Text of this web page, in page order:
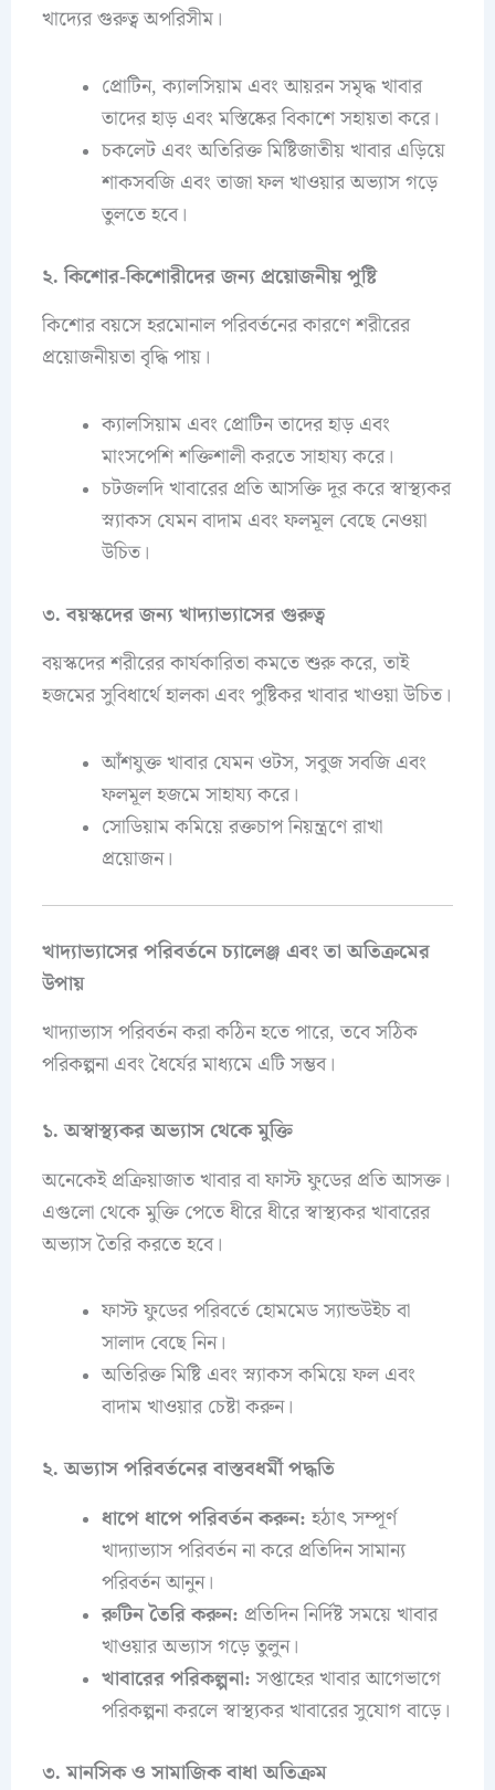
খাদ্যের গুরুত্ব অপরিসীম।
প্রোটিন, ক্যালসিয়াম এবং আয়রন সমৃদ্ধ খাবার
তাদের হাড় এবং মস্তিষ্কের বিকাশে সহায়তা করে।
চকলেট এবং অতিরিক্ত মিষ্টিজাতীয় খাবার এড়িয়ে
শাকসবজি এবং তাজা ফল খাওয়ার অভ্যাস গড়ে
তুলতে হবে।
২. কিশোর-কিশোরীদের জন্য প্রয়োজনীয় পুষ্টি
কিশোর বয়সে হরমোনাল পরিবর্তনের কারণে শরীরের
প্রয়োজনীয়তা বৃদ্ধি পায়।
ক্যালসিয়াম এবং প্রোটিন তাদের হাড় এবং
মাংসপেশি শক্তিশালী করতে সাহায্য করে।
চটজলদি খাবারের প্রতি আসক্তি দূর করে স্বাস্থ্যকর
স্ন্যাকস যেমন বাদাম এবং ফলমূল বেছে নেওয়া
উচিত।
৩. বয়স্কদের জন্য খাদ্যাভ্যাসের গুরুত্ব
বয়স্কদের শরীরের কার্যকারিতা কমতে শুরু করে, তাই
হজমের সুবিধার্থে হালকা এবং পুষ্টিকর খাবার খাওয়া উচিত।
আঁশযুক্ত খাবার যেমন ওটস, সবুজ সবজি এবং
ফলমূল হজমে সাহায্য করে।
সোডিয়াম কমিয়ে রক্তচাপ নিয়ন্ত্রণে রাখা
প্রয়োজন।
খাদ্যাভ্যাসের পরিবর্তনে চ্যালেঞ্জ এবং তা অতিক্রমের
উপায়
খাদ্যাভ্যাস পরিবর্তন করা কঠিন হতে পারে, তবে সঠিক
পরিকল্পনা এবং ধৈর্যের মাধ্যমে এটি সম্ভব।
১. অস্বাস্থ্যকর অভ্যাস থেকে মুক্তি
অনেকেই প্রক্রিয়াজাত খাবার বা ফাস্ট ফুডের প্রতি আসক্ত।
এগুলো থেকে মুক্তি পেতে ধীরে ধীরে স্বাস্থ্যকর খাবারের
অভ্যাস তৈরি করতে হবে।
ফাস্ট ফুডের পরিবর্তে হোমমেড স্যান্ডউইচ বা
সালাদ বেছে নিন।
অতিরিক্ত মিষ্টি এবং স্ন্যাকস কমিয়ে ফল এবং
বাদাম খাওয়ার চেষ্টা করুন।
২. অভ্যাস পরিবর্তনের বাস্তবধর্মী পদ্ধতি
ধাপে ধাপে পরিবর্তন করুন: হঠাৎ সম্পূর্ণ
খাদ্যাভ্যাস পরিবর্তন না করে প্রতিদিন সামান্য
পরিবর্তন আনুন।
রুটিন তৈরি করুন: প্রতিদিন নির্দিষ্ট সময়ে খাবার
খাওয়ার অভ্যাস গড়ে তুলুন।
খাবারের পরিকল্পনা: সপ্তাহের খাবার আগেভাগে
পরিকল্পনা করলে স্বাস্থ্যকর খাবারের সুযোগ বাড়ে।
৩. মানসিক ও সামাজিক বাধা অতিক্রম